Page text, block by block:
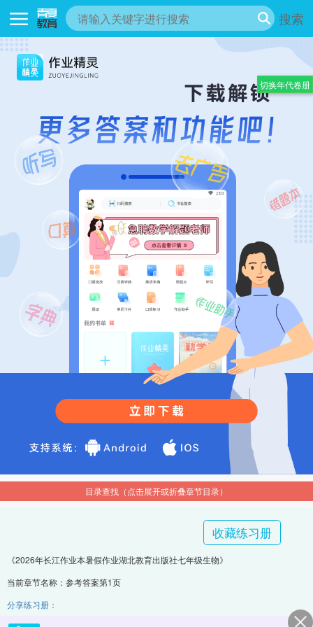
搜索
目录查找（点击展开或折叠章节目录）
收藏练习册
《2026年长江作业本暑假作业湖北教育出版社七年级生物》
当前章节名称：参考答案第1页
分享练习册：
切换年代卷册